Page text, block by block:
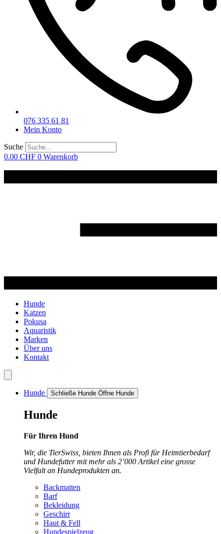
076 335 61 81
Mein Konto
Suche
0.00 CHF 0 Warenkorb
Hunde
Katzen
Pokusa
Aquaristik
Marken
Über uns
Kontakt
Hunde Schließe Hunde Öffne Hunde
Hunde
Für Ihren Hund
Wir, die TierSwiss, bieten Ihnen als Profi für Heimtierbedarf
und Hundefutter mit mehr als 2’000 Artikel eine grosse
Vielfalt an Hundeprodukten an.
Backmatten
Barf
Bekleidung
Geschirr
Haut & Fell
Hundespielzeug